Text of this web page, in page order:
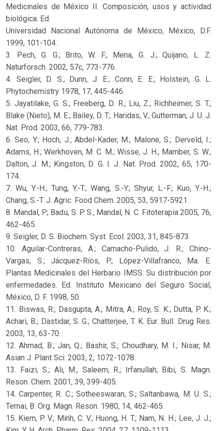
Medicinales de México II. Composición, usos y actividad
biológica. Ed.
Universidad Nacional Autónoma de México, México, D.F.
1999, 101-104.
3. Pech, G. G.; Brito, W. F.; Mena, G. J.; Quijano, L. Z.
Naturforsch. 2002, 57c, 773-776.
4. Seigler, D. S.; Dunn, J. E.; Conn, E. E.; Holstein, G. L.
Phytochemistry 1978, 17, 445-446.
5. Jayatilake, G. S.; Freeberg, D. R.; Liu, Z.; Richheimer, S. T.;
Blake (Nieto), M. E.; Bailey, D. T.; Haridas, V.; Gutterman, J. U. J.
Nat. Prod. 2003, 66, 779-783.
6. Seo, Y.; Hoch, J.; Abdel-Kader, M.; Malone, S.; Derveld, I.;
Adams, H.; Werkhoven, M. C. M.; Wisse, J. H.; Mamber, S. W.;
Dalton, J. M.; Kingston, D. G. I. J. Nat. Prod. 2002, 65, 170-
174.
7. Wu, Y.-H.; Tung, Y.-T.; Wang, S.-Y.; Shyur, L.-F.; Kuo, Y.-H.;
Chang, S.-T. J. Agric. Food Chem. 2005, 53, 5917-5921.
8. Mandal, P.; Badu, S. P. S.; Mandal, N. C. Fitoterapia 2005, 76,
462-465.
9. Seigler, D. S. Biochem. Syst. Ecol. 2003, 31, 845-873.
10. Aguilar-Contreras, A.; Camacho-Pulido, J. R.; Chino-
Vargas, S.; Jácquez-Ríos, P.; López-Villafranco, Ma. E.
Plantas Medicinales del Herbario IMSS: Su distribución por
enfermedades. Ed. Instituto Mexicano del Seguro Social,
México, D. F. 1998, 50.
11. Biswas, R.; Dasgupta, A.; Mitra, A.; Roy, S. K.; Dutta, P. K.;
Achari, B.; Dastidar, S. G.; Chatterjee, T. K. Eur. Bull. Drug Res.
2003, 13, 63-70.
12. Ahmad, B.; Jan, Q.; Bashir, S.; Choudhary, M. I.; Nisar, M.
Asian J. Plant Sci. 2003, 2, 1072-1078.
13. Faizi, S.; Ali, M.; Saleem, R.; Irfanullah; Bibi, S. Magn.
Reson. Chem. 2001, 39, 399-405.
14. Carpenter, R. C.; Sotheeswaran, S.; Saltanbawa, M. U. S.;
Ternai, B. Org. Magn. Reson. 1980, 14, 462-465.
15. Kiem, P. V.; Minh, C. V.; Huong, H. T.; Nam, N. H.; Lee, J. J.;